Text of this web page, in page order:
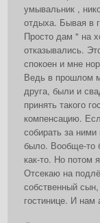
умывальник ,
отдыха. Бывая в
Просто дам " на
отказывались.
спокоен и мне
Ведь в прошлом
друга, были и
принять такого
компенсацию.
собирать за
было. Вообще-то
как-то. Но потом
Отсекаю на
собственный
гостинице. И нам